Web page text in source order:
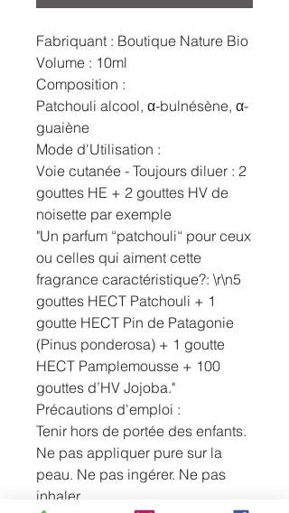
Fabriquant : Boutique Nature Bio
Volume : 10ml
Composition :
Patchouli alcool, α-bulnésène, α-
guaiène
Mode d'Utilisation :
Voie cutanée - Toujours diluer : 2
gouttes HE + 2 gouttes HV de
noisette par exemple
"Un parfum “patchouli“ pour ceux
ou celles qui aiment cette
fragrance caractéristique?: \r\n5
gouttes HECT Patchouli + 1
goutte HECT Pin de Patagonie
(Pinus ponderosa) + 1 goutte
HECT Pamplemousse + 100
gouttes d’HV Jojoba."
Précautions d'emploi :
Tenir hors de portée des enfants.
Ne pas appliquer pure sur la
peau. Ne pas ingérer. Ne pas
inhaler.